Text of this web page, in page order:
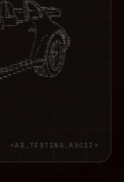
<AB_TESTING_ASCII>